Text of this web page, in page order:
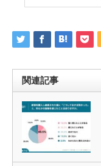
関連記事